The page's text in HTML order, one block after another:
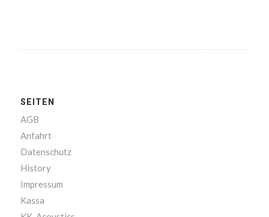
SEITEN
AGB
Anfahrt
Datenschutz
History
Impressum
Kassa